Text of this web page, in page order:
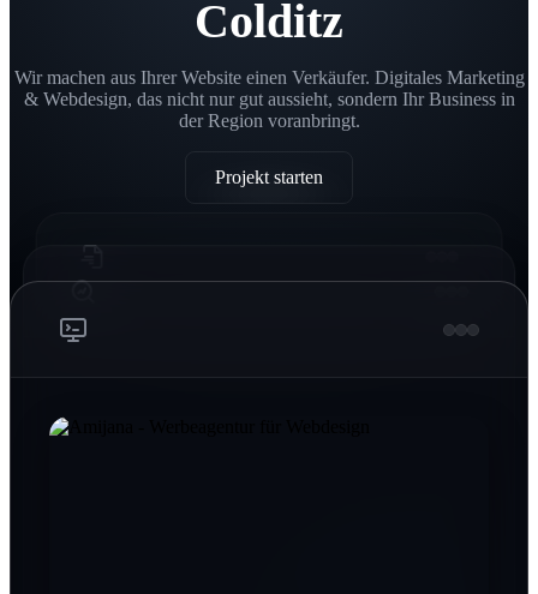
Colditz
Wir machen aus Ihrer Website einen Verkäufer. Digitales Marketing
& Webdesign, das nicht nur gut aussieht, sondern Ihr Business in
der Region voranbringt.
Projekt starten